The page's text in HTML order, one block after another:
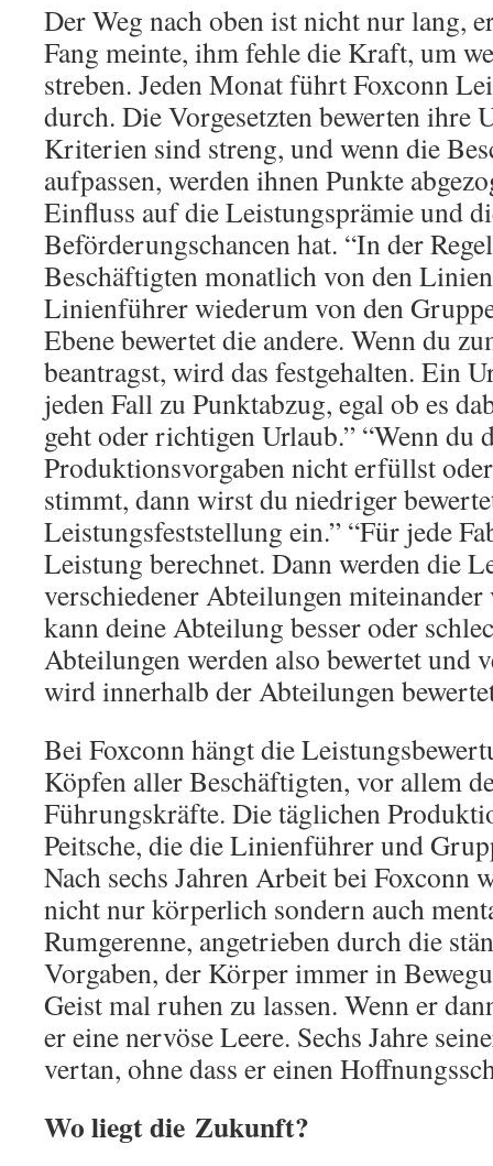
Der Weg nach oben ist nicht nur lang,
Fang meinte, ihm fehle die Kraft, um
streben. Jeden Monat führt Foxconn
durch. Die Vorgesetzten bewerten ihre
Kriterien sind streng, und wenn die
aufpassen, werden ihnen Punkte
Einfluss auf die Leistungsprämie und
Beförderungschancen hat. “In der
Beschäftigten monatlich von den
Linienführer wiederum von den
Ebene bewertet die andere. Wenn du
beantragst, wird das festgehalten. Ein
jeden Fall zu Punktabzug, egal ob es
geht oder richtigen Urlaub.” “Wenn du
Produktionsvorgaben nicht erfüllst
stimmt, dann wirst du niedriger
Leistungsfeststellung ein.” “Für jede
Leistung berechnet. Dann werden die
verschiedener Abteilungen
kann deine Abteilung besser oder
Abteilungen werden also bewertet und
wird innerhalb der Abteilungen
Bei Foxconn hängt die
Köpfen aller Beschäftigten, vor allem
Führungskräfte. Die täglichen
Peitsche, die die Linienführer und
Nach sechs Jahren Arbeit bei Foxconn
nicht nur körperlich sondern auch
Rumgerenne, angetrieben durch die
Vorgaben, der Körper immer in
Geist mal ruhen zu lassen. Wenn er
er eine nervöse Leere. Sechs Jahre
vertan, ohne dass er einen
Wo liegt die Zukunft?